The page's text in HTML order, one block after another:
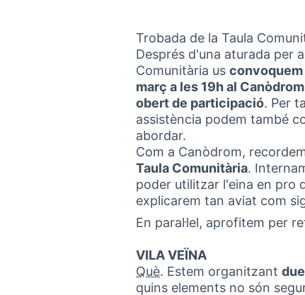
Trobada de la Taula
Després d'una aturada per
Comunitària us convoquem
març a les 19h al
obert de participació. Per
assistència podem també
abordar.
Com a Canòdrom,
Taula Comunitària.
poder utilitzar l'eina en pro
explicarem tan aviat com
En paral·lel, aprofitem per
VILA VEÏNA
Què. Estem organitzant
quins elements no són